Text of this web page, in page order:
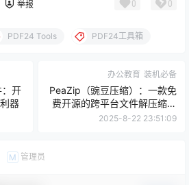
举报 0 0
PDF24 Tools PDF24工具箱
开
器
办公教育 装机必备
PeaZip（豌豆压缩）：一款免
费开源的跨平台文件解压缩利
器
2025-8-22 23:51:09
M 管理员